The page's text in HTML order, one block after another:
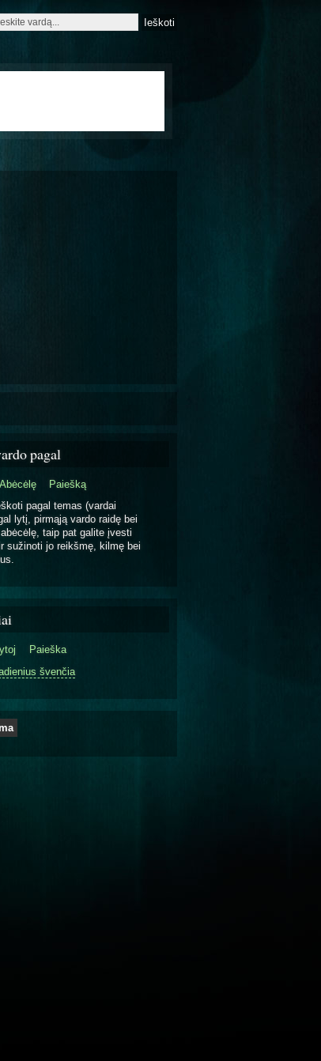
pagal
Abėcėlę
Paiešką
pagal temas (vardai
lytį, pirmąją vardo raidę bei
taip pat galite įvesti
sužinoti jo reikšmę, kilmę bei
Paieška
švenčia